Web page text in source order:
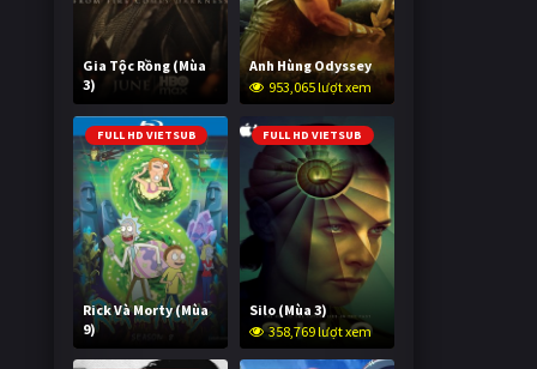
Gia Tộc Rồng (Mùa
3)
2,019,797 lượt xem
Anh Hùng Odyssey
953,065 lượt xem
FULL HD VIETSUB
Rick Và Morty (Mùa
9)
2,995,684 lượt xem
FULL HD VIETSUB
Silo (Mùa 3)
358,769 lượt xem